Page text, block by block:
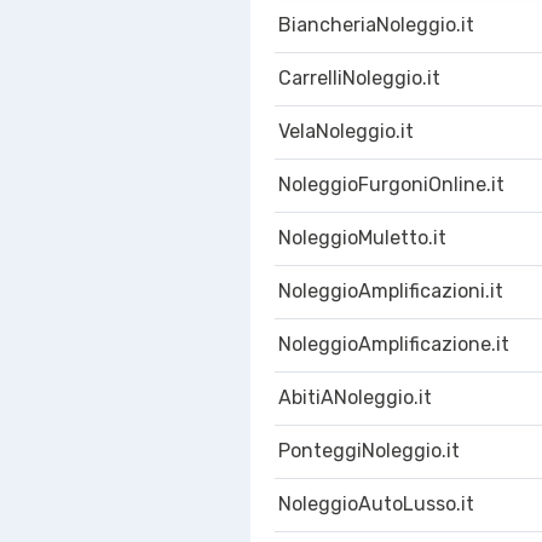
BiancheriaNoleggio.it
CarrelliNoleggio.it
VelaNoleggio.it
NoleggioFurgoniOnline.it
NoleggioMuletto.it
NoleggioAmplificazioni.it
NoleggioAmplificazione.it
AbitiANoleggio.it
PonteggiNoleggio.it
NoleggioAutoLusso.it